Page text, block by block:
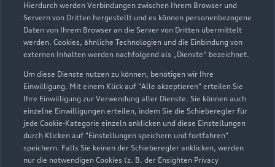
Hierdurch werden Verbindungen zwischen Ihrem Browser und
Servern von Dritten hergestellt und es können personenbezogene
Daten von Ihrem Browser an die Server von Dritten übermittelt
werden. Cookies, ähnliche Technologien und die Einbindung von
externen Inhalten werden nachfolgend als „Dienste“ bezeichnet.
Um diese Dienste nutzen zu können, benötigen wir Ihre
Einwilligung. Mit einem Klick auf "Alle akzeptieren" erteilen Sie
Ihre Einwilligung zur Verwendung aller Dienste. Sie können auch
einzelne Einwilligungen erteilen, indem Sie die Schieberegler für
jede Cookie-Kategorie einzeln anklicken und diese Einstellungen
durch Klicken auf "Einstellungen speichern und fortfahren"
speichern. Falls Sie keinen der Schieberegler anklicken, werden
nur die notwendigen Cookies (z. B. der Ensighten Privacy
07641 91630
info.audi@ernst-koenig.de
Kontaktdaten herunterladen
Öffnungszeiten